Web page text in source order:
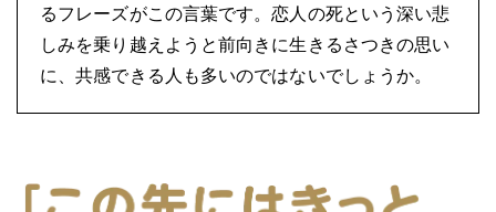
るフレーズがこの言葉です。恋人の死という深い悲
しみを乗り越えようと前向きに生きるさつきの思い
に、共感できる人も多いのではないでしょうか。